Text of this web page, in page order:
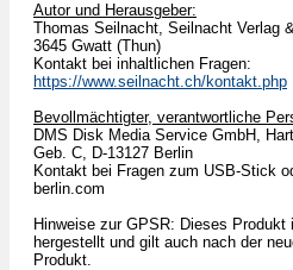
Autor und Herausgeber:
Thomas Seilnacht, Seilnacht Verlag
3645 Gwatt (Thun)
Kontakt bei inhaltlichen Fragen:
https://www.seilnacht.ch/kontakt.php
Bevollmächtigter, verantwortliche
DMS Disk Media Service GmbH,
Geb. C, D-13127 Berlin
Kontakt bei Fragen zum USB-Stick
berlin.com
Hinweise zur GPSR: Dieses
hergestellt und gilt auch nach der
Produkt.